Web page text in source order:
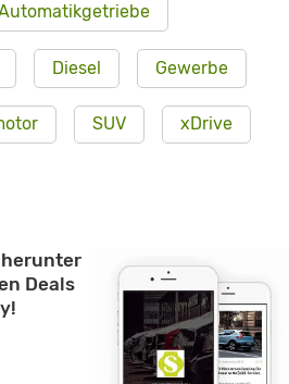
Diesel Gewerbe
SUV xDrive
herunter
Deals